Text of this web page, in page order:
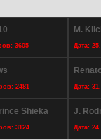
3605
M.
Дата:
2481 Дата:
Shieka
3124
J.
Дата: